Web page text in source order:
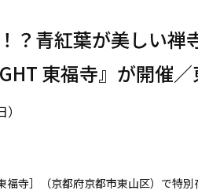
青紅葉が美しい禅
東福寺』が開催
寺］（京都府京都市東山区）で特